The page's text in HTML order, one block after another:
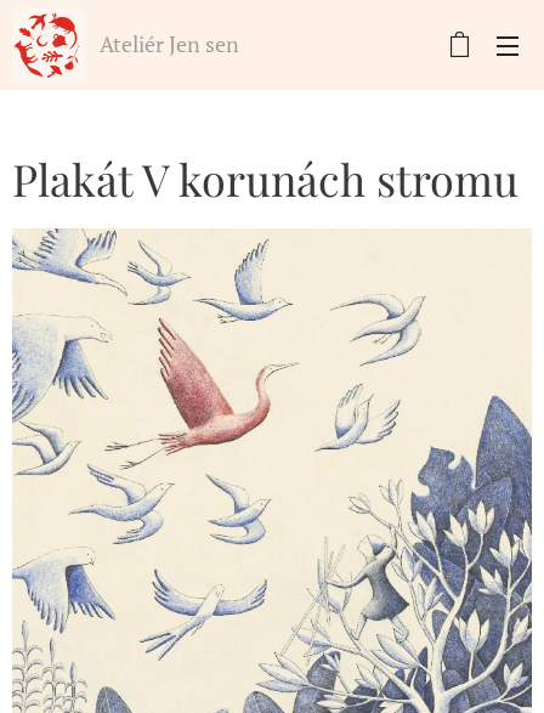
Ateliér Jen sen
Plakát V korunách stromu